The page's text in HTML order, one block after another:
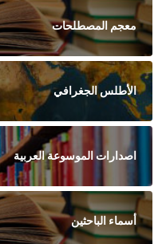
معجم المصطلحات
الأطلس الجغرافي
اصدارات الموسوعة العربية
أسماء الباحثين